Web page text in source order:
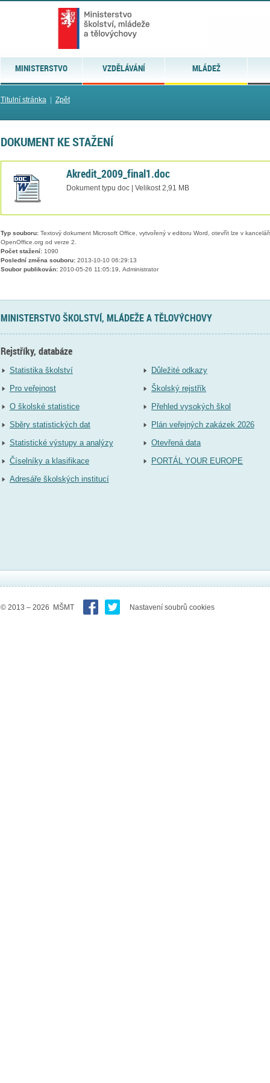
MINISTERSTVO VZDĚLÁVÁNÍ MLÁDEŽ
Titulní stránka| Zpět
DOKUMENT KE STAŽENÍ
Akredit_2009_final1.doc
Dokument typu doc | Velikost 2,91 MB
Typ souboru:Textový dokument Microsoft Office, vytvořený v editoru Word, otevřít lze v
OpenOffice.org od verze 2.
Počet stažení:1090
Poslední změna souboru:2013-10-10 06:29:13
Soubor publikován:2010-05-26 11:05:19, Administrator
MINISTERSTVO ŠKOLSTVÍ, MLÁDEŽE A TĚLOVÝCHOVY
Rejstříky, databáze
Statistika školství
Pro veřejnost
O školské statistice
Sběry statistických dat
Statistické výstupy a analýzy
Číselníky a klasifikace
Adresáře školských institucí
Důležité odkazy
Školský rejstřík
Přehled vysokých škol
Plán veřejných zakázek 2026
Otevřená data
PORTÁL YOUR EUROPE
© 2013 – 2026 MŠMT Nastavení soubrů cookies